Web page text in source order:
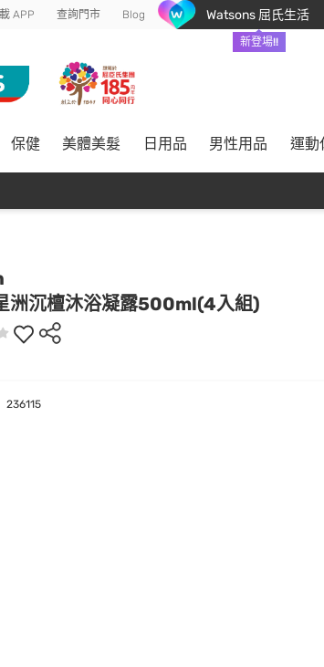
APP 查詢門市 Blog Watsons 屈氏生活
新登場!!
保健 美體美髮 日用品 男性用品 運動
洲沉檀沐浴凝露500ml(4入組)
236115